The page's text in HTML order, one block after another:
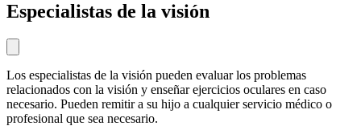
Especialistas de la visión
Los especialistas de la visión pueden evaluar los problemas
relacionados con la visión y enseñar ejercicios oculares en caso
necesario. Pueden remitir a su hijo a cualquier servicio médico o
profesional que sea necesario.